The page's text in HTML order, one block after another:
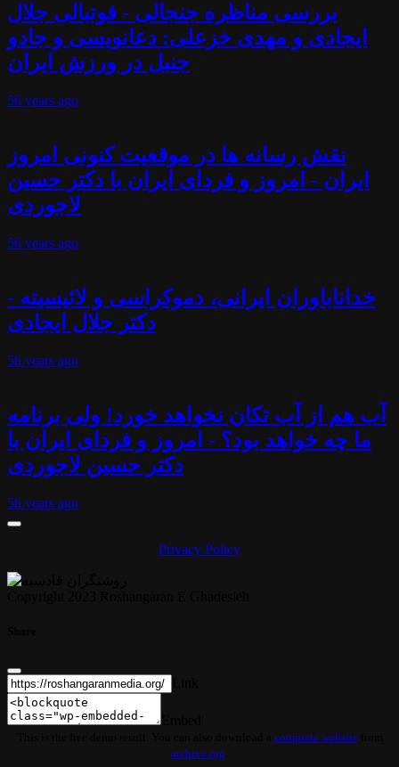
بررسی مناظره جنجالی - فوتبالی جلال
ایجادی و مهدی خزعلی: دعانویسی و جادو
جنبل در ورزش ایران
56 years ago
نقش رسانه ها در موقعیت کنونی امروز
ایران - امروز و فردای ایران با دکتر حسین
لاجوردی
56 years ago
خداناباوران ایرانی، دموکراسی و لائیسیته -
دکتر جلال ایجادی
56 years ago
آب هم از آب تکان نخواهد خورد! ولی برنامه
ما چه خواهد بود؟ - امروز و فردای ایران با
دکتر حسین لاجوردی
56 years ago
Privacy Policy
complete websitefrom
archive.org